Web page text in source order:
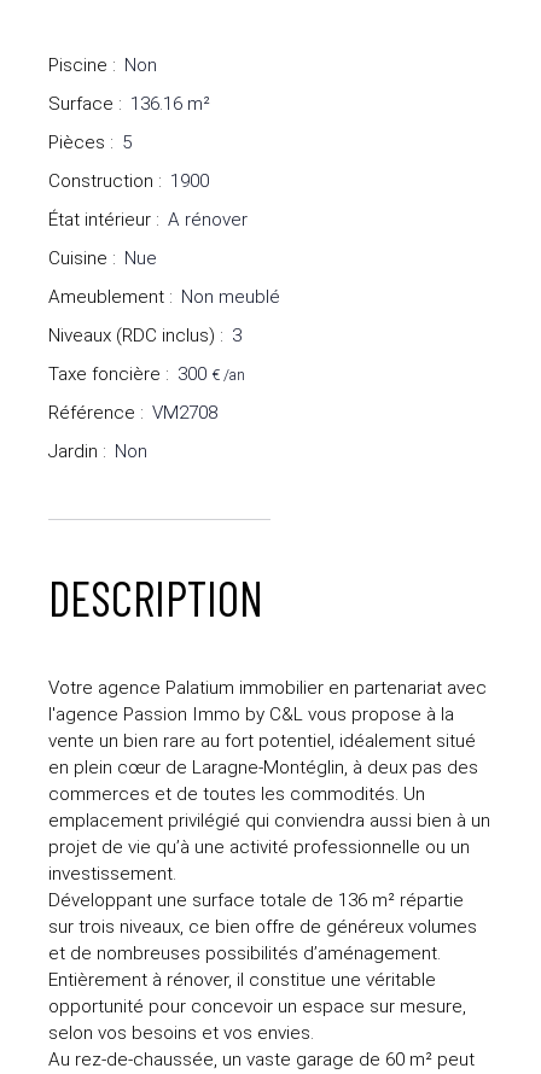
Piscine : Non
Surface : 136.16 m²
Pièces : 5
Construction : 1900
État intérieur : A rénover
Cuisine : Nue
Ameublement : Non meublé
Niveaux (RDC inclus) : 3
Taxe foncière : 300 € /an
Référence : VM2708
Jardin : Non
DESCRIPTION
Votre agence Palatium immobilier en partenariat avec
l'agence Passion Immo by C&L vous propose à la
vente un bien rare au fort potentiel, idéalement situé
en plein cœur de Laragne-Montéglin, à deux pas des
commerces et de toutes les commodités. Un
emplacement privilégié qui conviendra aussi bien à un
projet de vie qu’à une activité professionnelle ou un
investissement.
Développant une surface totale de 136 m² répartie
sur trois niveaux, ce bien offre de généreux volumes
et de nombreuses possibilités d’aménagement.
Entièrement à rénover, il constitue une véritable
opportunité pour concevoir un espace sur mesure,
selon vos besoins et vos envies.
Au rez-de-chaussée, un vaste garage de 60 m² peut